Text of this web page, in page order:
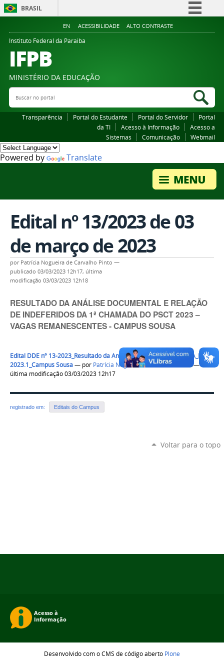
BRASIL
Simplifique!
Legislação
EN ACESSIBILIDADE ALTO CONTRASTE
Instituto Federal da Paraiba
IFPB
MINISTÉRIO DA EDUCAÇÃO
Buscar no portal
Transparência Portal do Estudante Portal do Servidor
Portal
da TI
Acesso à Informação
Acesso a
Sistemas
Comunicação Webmail
Powered by Translate
Edital nº 13/2023 de 03
de março de 2023
por Patrícia Nogueira de Carvalho Pinto —
publicado 03/03/2023 12h17, última
modificação 03/03/2023 12h18
RESULTADO DA ANÁLISE DOCUMENTAL E RELAÇÃO
DE INDEFERIDOS DA 1ª CHAMADA DO PSCT 2023 –
VAGAS REMANESCENTES - CAMPUS SOUSA
Edital DDE nº 13-2023_Resultado da Análise Documental_1ª ETAPA_PSCT
2023.1_Campus Sousa— por Patrícia Nogueira de Carvalho Pinto—
última modificação 03/03/2023 12h17
registrado em: Editais do Campus
Voltar para o topo
Desenvolvido com o CMS de código aberto Plone